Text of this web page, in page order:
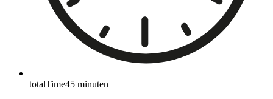
totalTime45 minuten